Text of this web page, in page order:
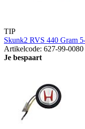
TIP
Skunk2 RVS 440 Gram
Artikelcode: 627-99-0080
Je bespaart